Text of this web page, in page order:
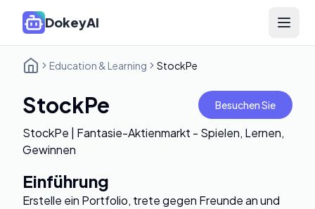
DokeyAI Open
Education & Learning StockPe
StockPe Besuchen Sie
StockPe | Fantasie-Aktienmarkt - Spielen, Lernen,
Gewinnen
Einführung
Erstelle ein Portfolio, trete gegen Freunde an und